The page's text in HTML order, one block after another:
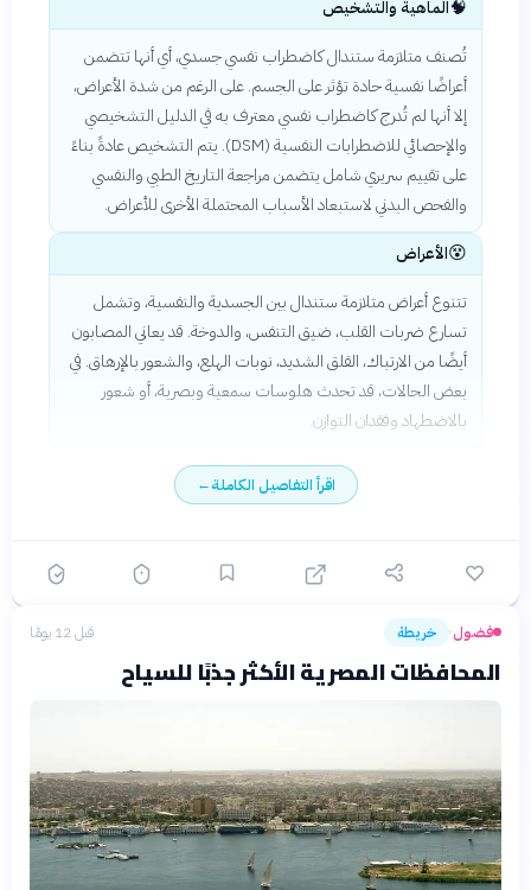
🧠الماهية والتشخيص
تُصنف متلازمة ستندال كاضطراب نفسي جسدي، أي أنها تتضمن
أعراضًا نفسية حادة تؤثر على الجسم. على الرغم من شدة الأعراض،
إلا أنها لم تُدرج كاضطراب نفسي معترف به في الدليل التشخيصي
والإحصائي للاضطرابات النفسية (DSM). يتم التشخيص عادةً بناءً
على تقييم سريري شامل يتضمن مراجعة التاريخ الطبي والنفسي
والفحص البدني لاستبعاد الأسباب المحتملة الأخرى للأعراض.
😵الأعراض
تتنوع أعراض متلازمة ستندال بين الجسدية والنفسية، وتشمل
تسارع ضربات القلب، ضيق التنفس، والدوخة. قد يعاني المصابون
أيضًا من الارتباك، القلق الشديد، نوبات الهلع، والشعور بالإرهاق. في
بعض الحالات، قد تحدث هلوسات سمعية وبصرية، أو شعور
بالاضطهاد وفقدان التوازن.
اقرأ التفاصيل الكاملة←
فضول› خريطة قبل 12 يومًا
المحافظات المصرية الأكثر جذبًا للسياح